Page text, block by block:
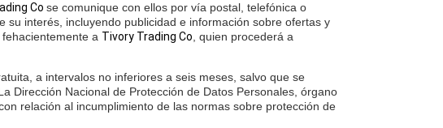
Co se comunique con ellos por vía postal, telefónica o
su interés, incluyendo publicidad e información sobre ofertas y
a Tivory Trading Co , quien procederá a
a intervalos no inferiores a seis meses, salvo que se
Dirección Nacional de Protección de Datos Personales, órgano
relación al incumplimiento de las normas sobre protección de